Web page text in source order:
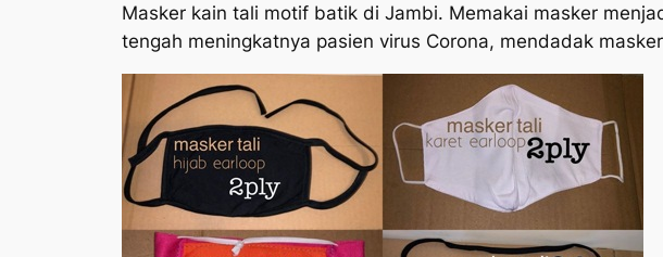
Masker kain tali motif batik di Jambi. Memakai masker
tengah meningkatnya pasien virus Corona, mendadak